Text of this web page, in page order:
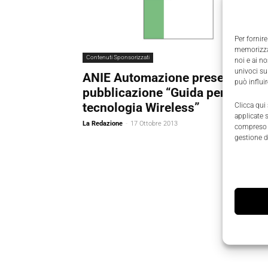
Per
noi e ai
univoci
può
Clicca qui
applicate
gestione
Contenuti Sponsorizzati
ANIE Automazione presenta la
pubblicazione “Guida per la
tecnologia Wireless”
La Redazione - 17 Ottobre 2013